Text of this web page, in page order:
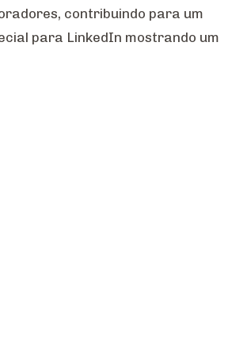
contribuindo para um
para LinkedIn mostrando um